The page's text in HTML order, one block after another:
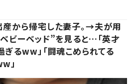
産から帰宅した妻子。→夫が用
ビーベッド”を見ると…「英才
るww」「闘魂こめられてる
」